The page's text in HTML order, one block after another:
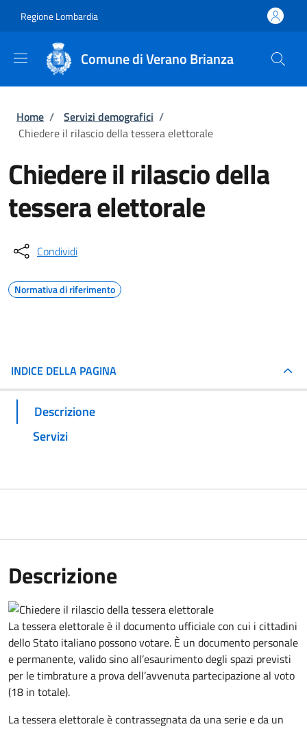
Regione Lombardia
Comune di Verano Brianza
Briciole di pane
Home / Servizi demografici /
Chiedere il rilascio della tessera elettorale
Chiedere il rilascio della
tessera elettorale
Condividi
Normativa di riferimento
INDICE DELLA PAGINA
Descrizione
Servizi
Descrizione
La tessera elettorale è il documento ufficiale con cui i cittadini
dello Stato italiano possono votare. È un documento personale
e permanente, valido sino all’esaurimento degli spazi previsti
per le timbrature a prova dell’avvenuta partecipazione al voto
(18 in totale).
La tessera elettorale è contrassegnata da una serie e da un